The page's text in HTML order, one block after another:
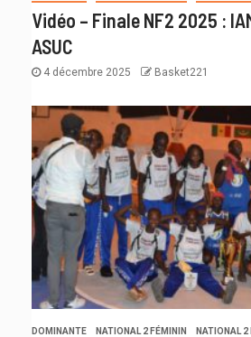
Vidéo – Finale NF2 2025 :
ASUC
4 décembre 2025 Basket221
DOMINANTE NATIONAL 2 FÉMININ NATIONAL 2